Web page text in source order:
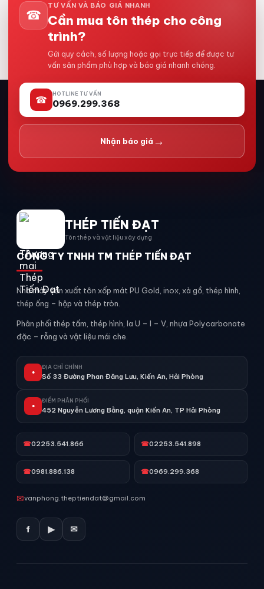
☎
TƯ VẤN VÀ BÁO GIÁ NHANH
Cần mua tôn thép cho công
trình?
Gửi quy cách, số lượng hoặc gọi trực tiếp để được tư
vấn sản phẩm phù hợp và báo giá nhanh chóng.
☎
HOTLINE TƯ VẤN
0969.299.368
Nhận báo giá →
THÉP TIẾN ĐẠT
Tôn thép và vật liệu xây dựng
CÔNG TY TNHH TM THÉP TIẾN ĐẠT
Nhà máy sản xuất tôn xốp mát PU Gold, inox, xà gồ, thép hình,
thép ống – hộp và thép tròn.
Phân phối thép tấm, thép hình, la U – I – V, nhựa Polycarbonate
đặc – rỗng và vật liệu mái che.
●
ĐỊA CHỈ CHÍNH
Số 33 Đường Phan Đăng Lưu, Kiến An, Hải Phòng
●
ĐIỂM PHÂN PHỐI
452 Nguyễn Lương Bằng, quận Kiến An, TP Hải Phòng
☎02253.541.866 ☎02253.541.898
☎0981.886.138 ☎0969.299.368
✉vanphong.theptiendat@gmail.com
f ▶ ✉